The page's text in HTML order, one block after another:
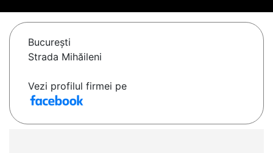
Bucureşti
Strada Mihăileni
Vezi profilul firmei pe